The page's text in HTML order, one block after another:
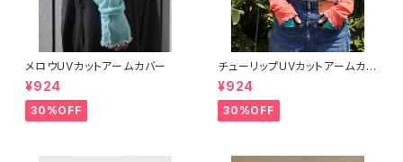
メロウUVカットアームカバー
¥924
30%OFF
チューリップUVカットアームカバ
ー
¥924
30%OFF